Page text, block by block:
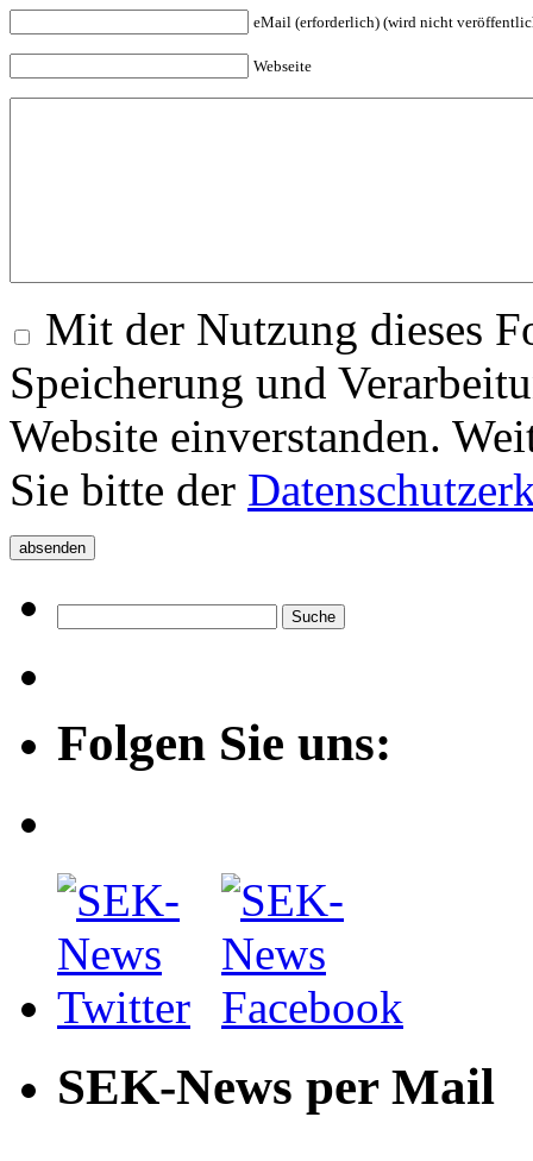
eMail (erforderlich) (wird nicht
Webseite
Mit der Nutzung dieses
Speicherung und
Website einverstanden.
Sie bitte der
Folgen Sie uns:
SEK-News per Mail